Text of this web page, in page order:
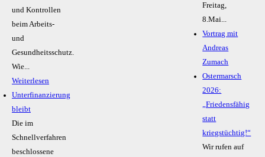
und Kontrollen
beim Arbeits-
und
Gesundheitsschutz.
Wie...
Weiterlesen
Unterfinanzierung
bleibt
Die im
Schnellverfahren
beschlossene
Freitag,
8.Mai...
Vortrag mit
Andreas
Zumach
Ostermarsch
2026:
„Friedensfähig
statt
kriegstüchtig!“
Wir rufen auf